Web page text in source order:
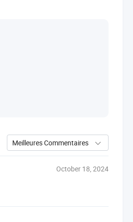
Meilleures Commentaires
October 18, 2024